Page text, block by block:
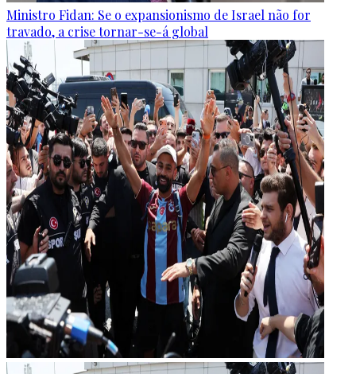
Ministro Fidan: Se o expansionismo de Israel não for
travado, a crise tornar-se-á global